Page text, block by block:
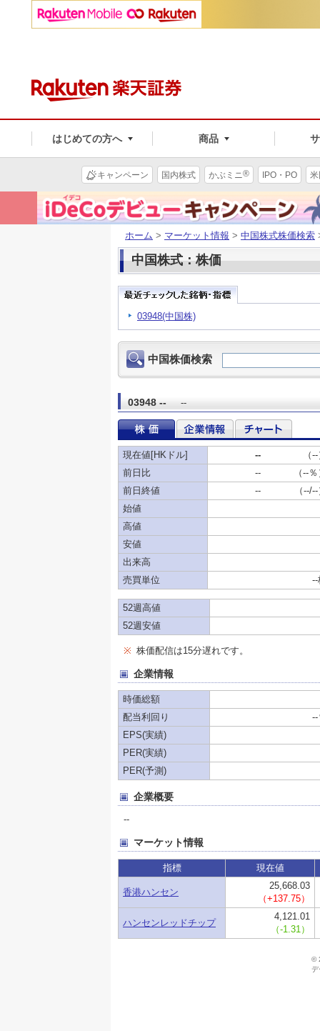
はじめての方へ 商品
キャンペーン 国内株式 かぶミニ® IPO・PO
ホーム > マーケット情報 > 中国株式株価検索
中国株式：株価
03948(中国株)